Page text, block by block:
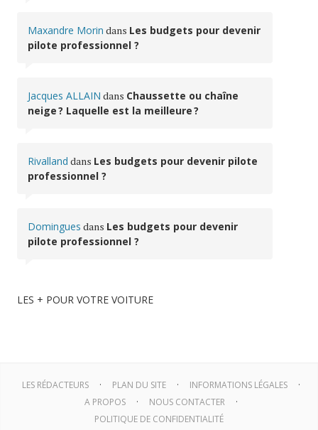
Maxandre Morin dans Les budgets pour devenir
pilote professionnel ?
Jacques ALLAIN dans Chaussette ou chaîne
neige ? Laquelle est la meilleure ?
Rivalland dans Les budgets pour devenir pilote
professionnel ?
Domingues dans Les budgets pour devenir
pilote professionnel ?
LES + POUR VOTRE VOITURE
LES RÉDACTEURS PLAN DU SITE
INFORMATIONS LÉGALES
A PROPOS
NOUS CONTACTER
POLITIQUE DE CONFIDENTIALITÉ